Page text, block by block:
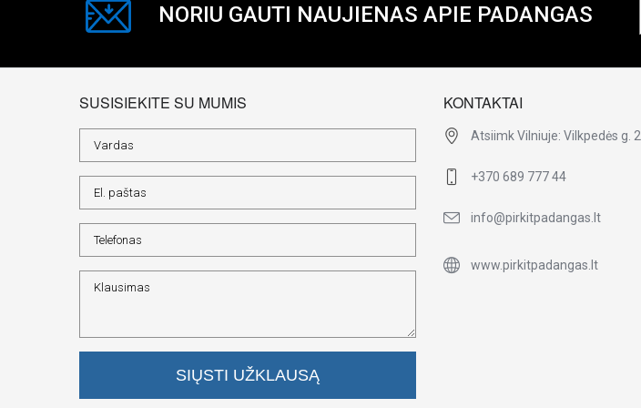
NORIU GAUTI NAUJIENAS APIE PADANGAS
SUSISIEKITE SU MUMIS
SIŲSTI UŽKLAUSĄ
KONTAKTAI
Atsiimk Vilniuje: Vilkpedės g. 2
+370 689 777 44
info@pirkitpadangas.lt
www.pirkitpadangas.lt